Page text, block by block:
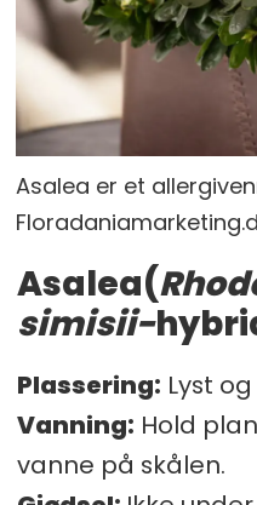
Asalea er et
Asalea(
simisii-
Plassering: Lyst
Vanning: Hold
vanne på skålen.